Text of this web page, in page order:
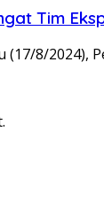
Tim
(17/8/